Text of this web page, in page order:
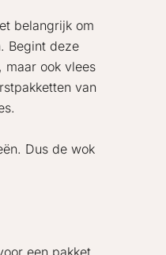
belangrijk om
Begint deze
maar ook vlees
van
Dus de wok